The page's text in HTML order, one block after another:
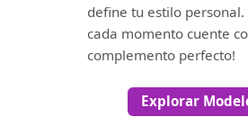
define tu estilo personal.
cada momento cuente
complemento perfecto!
Explorar